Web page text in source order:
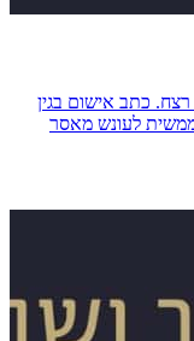
כתב אישום בגין
ממשית לעונש מאסר